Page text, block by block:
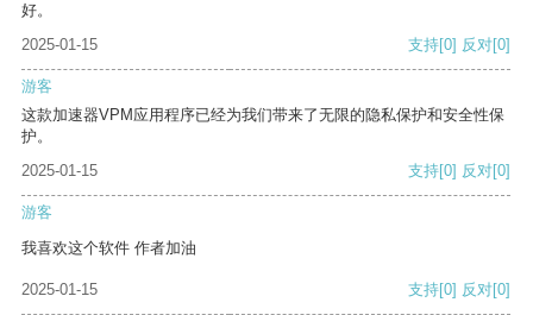
好。
2025-01-15
支持[0] 反对[0]
游客
这款加速器VPM应用程序已经为我们带来了无限的隐私保护和安全性保
护。
2025-01-15
支持[0] 反对[0]
游客
我喜欢这个软件 作者加油
2025-01-15 支持[0] 反对[0]